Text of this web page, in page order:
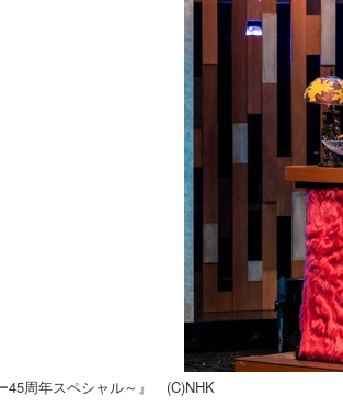
45周年スペシャル～』 (C)NHK